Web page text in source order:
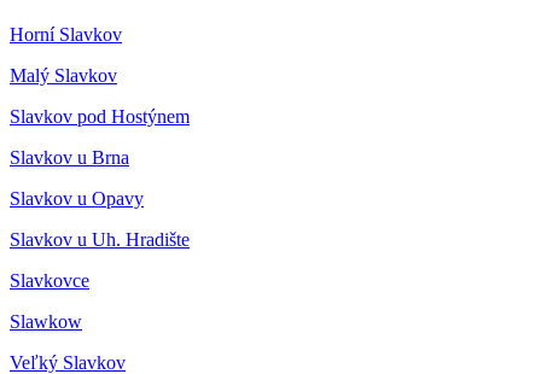
Horní Slavkov
Malý Slavkov
Slavkov pod Hostýnem
Slavkov u Brna
Slavkov u Opavy
Slavkov u Uh. Hradište
Slavkovce
Slawkow
Veľký Slavkov